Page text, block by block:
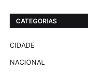
CATEGORIAS
CIDADE
NACIONAL